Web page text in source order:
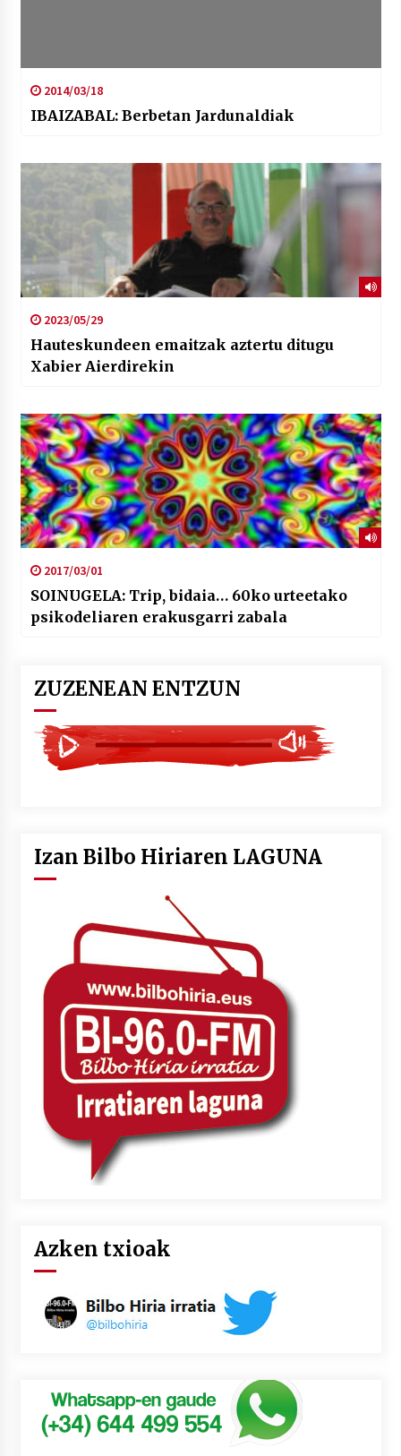
2014/03/18
IBAIZABAL: Berbetan Jardunaldiak
2023/05/29
Hauteskundeen emaitzak aztertu ditugu
Xabier Aierdirekin
2017/03/01
SOINUGELA: Trip, bidaia… 60ko urteetako
psikodeliaren erakusgarri zabala
ZUZENEAN ENTZUN
Izan Bilbo Hiriaren LAGUNA
Azken txioak